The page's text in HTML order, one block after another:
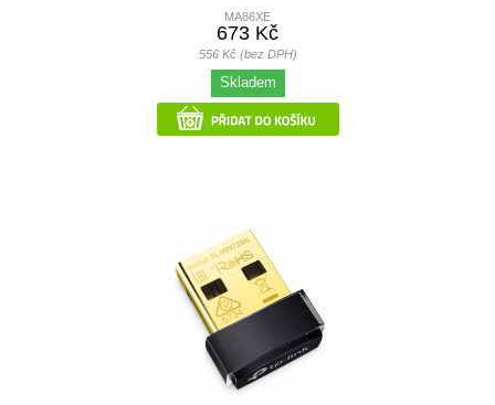
MA86XE
673 Kč
556 Kč (bez DPH)
Skladem